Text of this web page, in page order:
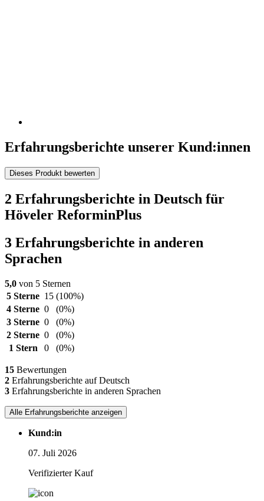
Erfahrungsberichte unserer Kund:innen
Dieses Produkt bewerten
2 Erfahrungsberichte in Deutsch für
Höveler ReforminPlus
3 Erfahrungsberichte in anderen
Sprachen
5,0 von 5 Sternen
5 Sterne 15 (100%)
4 Sterne 0
(0%)
3 Sterne 0
(0%)
2 Sterne 0
(0%)
1 Stern
0 (0%)
15 Bewertungen
2 Erfahrungsberichte auf Deutsch
3 Erfahrungsberichte in anderen Sprachen
Alle Erfahrungsberichte anzeigen
Kund:in
07. Juli 2026
Verifizierter Kauf